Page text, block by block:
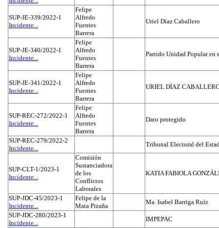
SUP-JE-339/2022-1
Incidente...
Felipe
Alfredo
Fuentes
Barrera
Uriel Díaz Caballero
SUP-JE-340/2022-1
Incidente...
Felipe
Alfredo
Fuentes
Barrera
Partido Unidad Popular en
SUP-JE-341/2022-1
Incidente...
Felipe
Alfredo
Fuentes
Barrera
URIEL DÍAZ
SUP-REC-272/2022-1
Incidente...
Felipe
Alfredo
Fuentes
Barrera
Dato protegido
SUP-REC-279/2022-2
Incidente...
Tribunal Electoral del
SUP-CLT-1/2023-1
Incidente...
Comisión
Sustanciadora
de los
Conflictos
Laborales
KATIA FABIOLA
SUP-JDC-45/2023-1
Incidente...
Felipe de la
Mata Pizaña
Ma. Isabel Barriga Ruíz
SUP-JDC-280/2023-1
Incidente...
IMPEPAC